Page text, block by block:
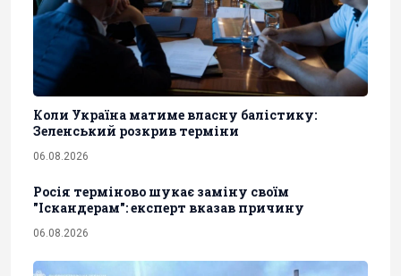
Коли Україна матиме власну балістику:
Зеленський розкрив терміни
06.08.2026
Росія терміново шукає заміну своїм
"Іскандерам": експерт вказав причину
06.08.2026